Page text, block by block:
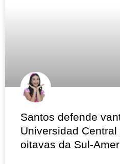
Santos defende
Universidad
oitavas da Sul-